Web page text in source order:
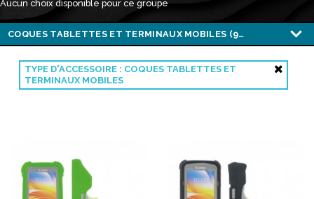
TYPE D'ACCESSOIRE : COQUES TABLETTES ET
TERMINAUX MOBILES
Aucun choix disponible pour ce groupe